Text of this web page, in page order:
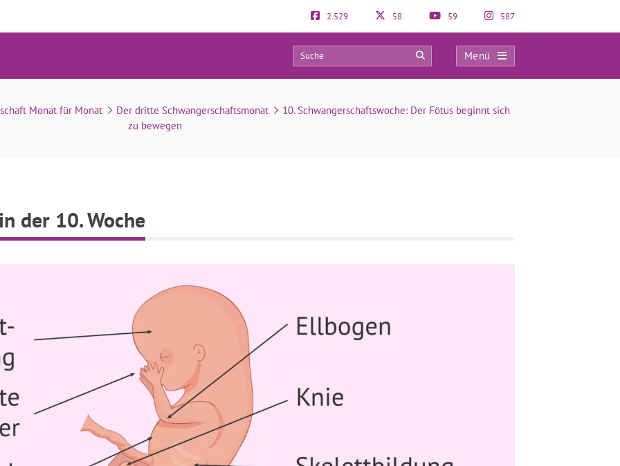
2.529 58 59 587
Menü
Entwicklung des Fötus in der 10. Woche
0 0
Monat für Monat Der dritte Schwangerschaftsmonat
10. Schwangerschaftswoche: Der Fötus beginnt sich
zu bewegen
der 10. Woche